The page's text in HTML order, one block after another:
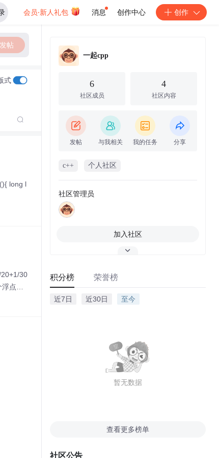
会员·新人礼包 消息 创作中心 创作
发帖
式
long l
30
点数.
一起cpp
6
社区成员
4
社区内容
发帖 与我相关 我的任务 分享
c++ 个人社区
社区管理员
加入社区
积分榜 荣誉榜
近7日 近30日 至今
暂无数据
查看更多榜单
社区公告